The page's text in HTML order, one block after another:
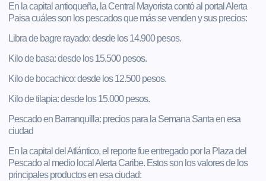
En la capital antioqueña, la Central Mayorista contó al portal Alerta
Paisa cuáles son los pescados que más se venden y sus precios:
Libra de bagre rayado: desde los 14.900 pesos.
Kilo de basa: desde los 15.500 pesos.
Kilo de bocachico: desde los 12.500 pesos.
Kilo de tilapia: desde los 15.000 pesos.
Pescado en Barranquilla: precios para la Semana Santa en esa
ciudad
En la capital del Atlántico, el reporte fue entregado por la Plaza del
Pescado al medio local Alerta Caribe. Estos son los valores de los
principales productos en esa ciudad: